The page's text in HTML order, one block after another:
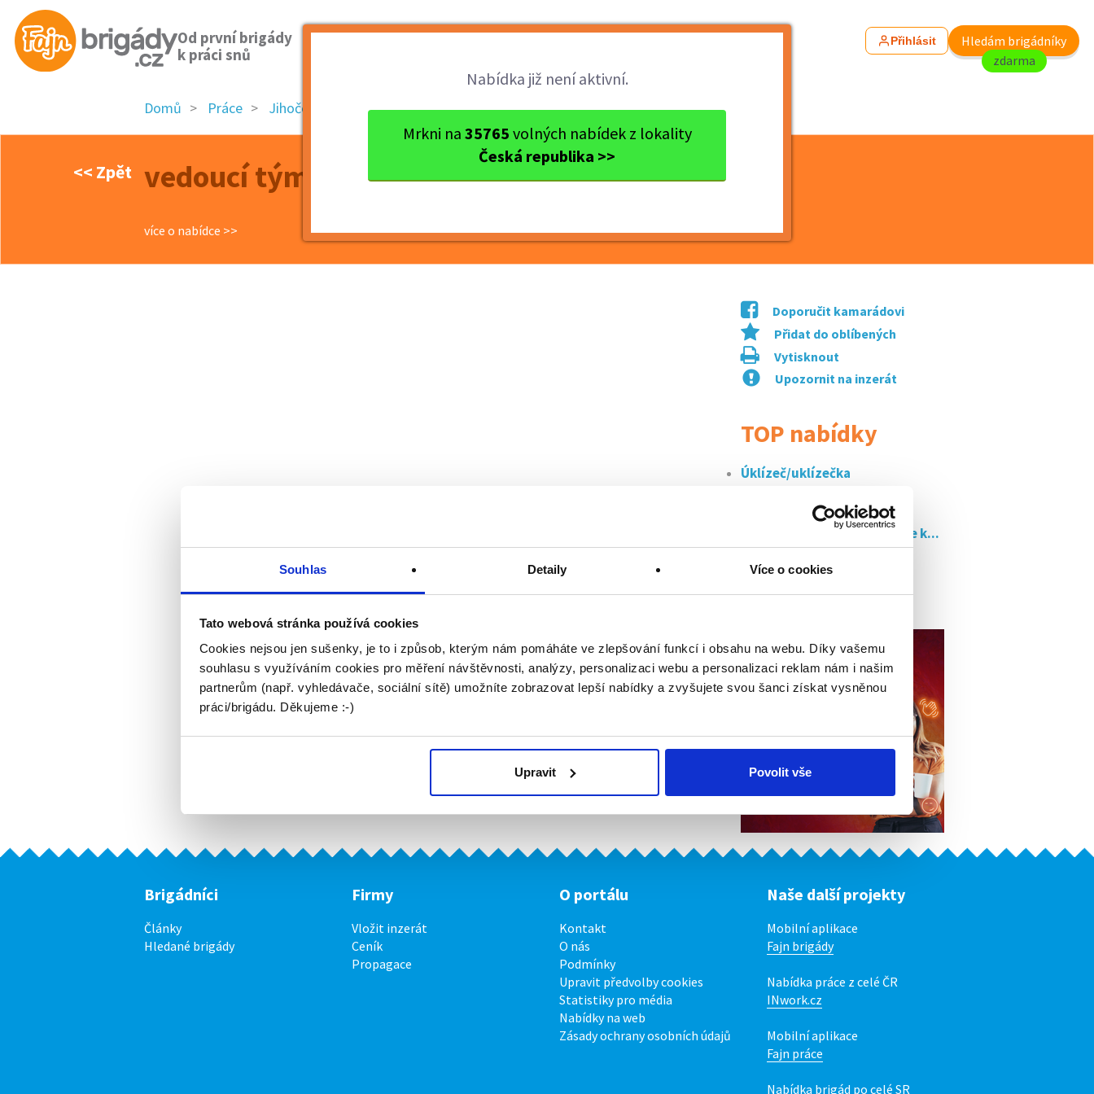
Souhlas Detaily Více o cookies
Tato webová stránka používá cookies
Cookies nejsou jen sušenky, je to i způsob, kterým nám pomáháte ve zlepšování funkcí i obsahu na webu. Díky vašemu
souhlasu s využíváním cookies pro měření návštěvnosti, analýzy, personalizaci webu a personalizaci reklam nám i našim
partnerům (např. vyhledávače, sociální sítě) umožníte zobrazovat lepší nabídky a zvyšujete svou šanci získat vysněnou
práci/brigádu. Děkujeme :-)
Upravit Povolit vše
Od první brigády
k práci snů
Přihlásit
Hledám brigádníky
zdarma
Nabídka již není aktivní.
Mrkni na 35765 volných nabídek z lokality
Česká republika >>
Domů Práce Jihočeský kraj okres Český Krumlov Kaplice vedoucí týmu úklidových pra...
<< Zpět vedoucí týmu úklidových pracovníků
více o nabídce >>
Doporučit kamarádovi
Přidat do oblíbených
Vytisknout
Upozornit na inzerát
TOP nabídky
Úklízeč/uklízečka
Úklízeč/uklízečka
Servírka / číšník - přidejte se k...
Úklízeč/uklízečka
Úklízeč/uklízečka
Brigádníci
Články
Hledané brigády
Firmy
Vložit inzerát
Ceník
Propagace
O portálu
Kontakt
O nás
Podmínky
Upravit předvolby cookies
Statistiky pro média
Nabídky na web
Zásady ochrany osobních údajů
Naše další projekty
Mobilní aplikace
Fajn brigády
Nabídka práce z celé ČR
INwork.cz
Mobilní aplikace
Fajn práce
Nabídka brigád po celé SR